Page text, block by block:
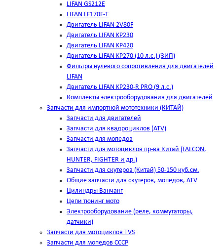
LIFAN GS212E
LIFAN LF170F-T
Двигатель LIFAN 2V80F
Двигатель LIFAN KP230
Двигатель LIFAN KP420
Двигатель LIFAN KP270 (10 л.с.) (ЗИП)
Фильтры нулевого сопротивления для двигателей
LIFAN
Двигатель LIFAN KP230-R PRO (9 л.с.)
Комплекты электрооборудования для двигателей
Запчасти для импортной мототехники (КИТАЙ)
Запчасти для двигателей
Запчасти для квадроциклов (ATV)
Запчасти для мопедов
Запчасти для мотоциклов пр-ва Китай (FALCON,
HUNTER, FIGHTER и др.)
Запчасти для скутеров (Китай) 50-150 куб.см.
Общие запчасти для скутеров, мопедов, ATV
Цилиндры Ванчанг
Цепи тюнинг мото
Электрооборудование (реле, коммутаторы,
датчики)
Запчасти для мотоциклов TVS
Запчасти для мопедов СССР